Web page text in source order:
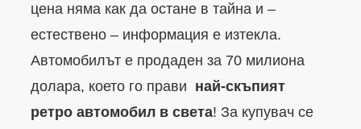
цена няма как да остане в тайна и –
естествено – информация е изтекла.
Автомобилът е продаден за 70 милиона
долара, което го прави най-скъпият
ретро автомобил в света! За купувач се